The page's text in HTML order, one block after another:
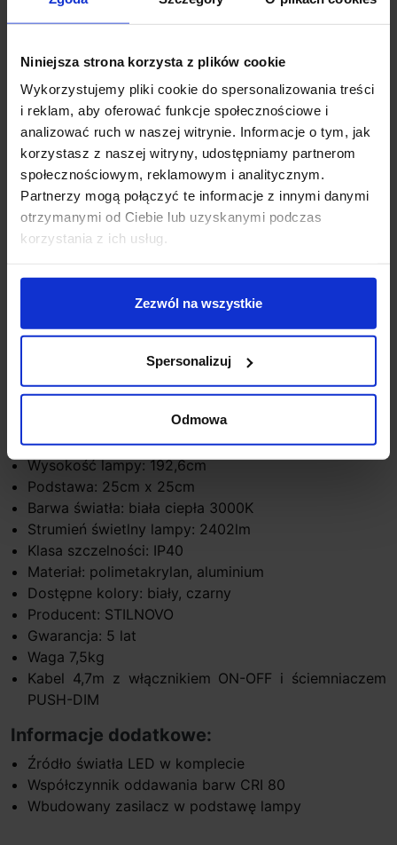
Niniejsza strona korzysta z plików cookie
Wykorzystujemy pliki cookie do spersonalizowania treści
i reklam, aby oferować funkcje społecznościowe i
analizować ruch w naszej witrynie. Informacje o tym, jak
korzystasz z naszej witryny, udostępniamy partnerom
społecznościowym, reklamowym i analitycznym.
Partnerzy mogą połączyć te informacje z innymi danymi
otrzymanymi od Ciebie lub uzyskanymi podczas
korzystania z ich usług.
Zezwól na wszystkie
Spersonalizuj
Odmowa
świetlnej, która może być skierowana we wszystkich
kierunkach. Aluminiowa oprawa jest dostępna w wersji
z wykończeniem białym lub czarnym. Kolekcje
STILNOVO to najlepsze materiały, komponenty i
efektywne światło LED tworzące razem unikalny styl,
ceniony na całym świecie. W podstawę lampy
wbudowany jest zasilacz, a specjalnie zaprojektowana
osłonka zapewnia jednolite, równomierne światło.
Źródłem światła są zintegrowane diody LED o mocy
36W, które emitują białą ciepłą barwę światła 3000K z
możliwością ściemniania włącznikiem na kablu.
Nowoczesny design i wysoka jakość sprawia, że ta
obrotowa lampa wisząca LED doskonale sprawdzi się
we wszystkich nowocześnie urządzonych wnętrzach.
Dane techniczne:
Źródło światła: LED
Napięcie: 220-240V
Wysokość lampy: 192,6cm
Podstawa: 25cm x 25cm
Barwa światła: biała ciepła 3000K
Strumień świetlny lampy: 2402lm
Klasa szczelności: IP40
Materiał: polimetakrylan, aluminium
Dostępne kolory: biały, czarny
Producent: STILNOVO
Gwarancja: 5 lat
Waga 7,5kg
Kabel 4,7m z włącznikiem ON-OFF i ściemniaczem
PUSH-DIM
Informacje dodatkowe:
Źródło światła LED w komplecie
Współczynnik oddawania barw CRI 80
Wbudowany zasilacz w podstawę lampy